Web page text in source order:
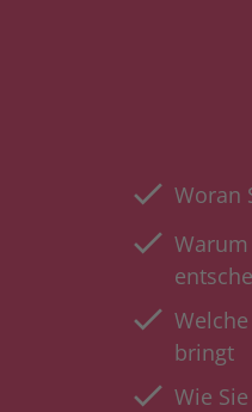
Woran
bringt
Wie